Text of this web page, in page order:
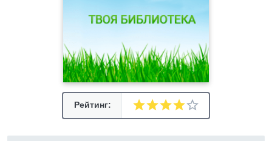
Рейтинг: